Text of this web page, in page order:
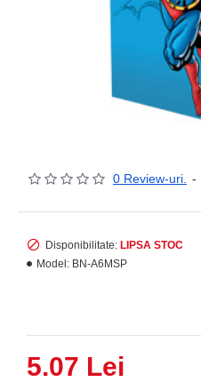
0 Review-uri. -
5.07 Lei
Disponibilitate: LIPSA STOC
Model: BN-A6MSP